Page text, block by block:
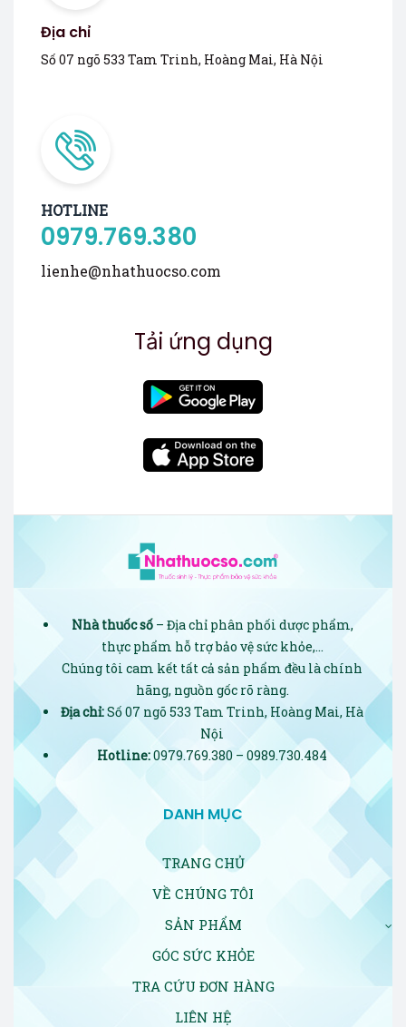
Địa chỉ
Số 07 ngõ 533 Tam Trinh, Hoàng Mai, Hà Nội
HOTLINE
0979.769.380
lienhe@nhathuocso.com
Tải ứng dụng
Nhà thuốc số– Địa chỉ phân phối dược phẩm,
thực phẩm hỗ trợ bảo vệ sức khỏe,…
Chúng tôi cam kết tất cả sản phẩm đều là chính
hãng, nguồn gốc rõ ràng.
Địa chỉ:Số 07 ngõ 533 Tam Trinh, Hoàng Mai, Hà
Nội
Hotline:0979.769.380 – 0989.730.484
DANH MỤC
TRANG CHỦ
VỀ CHÚNG TÔI
SẢN PHẨM
GÓC SỨC KHỎE
TRA CỨU ĐƠN HÀNG
LIÊN HỆ